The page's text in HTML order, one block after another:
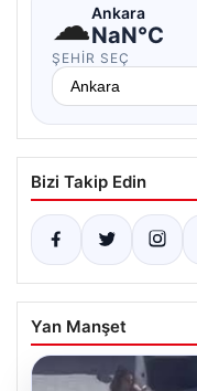
☁Ankara
NaN°C
ŞEHIR SEÇ
Bizi Takip Edin
Yan Manşet